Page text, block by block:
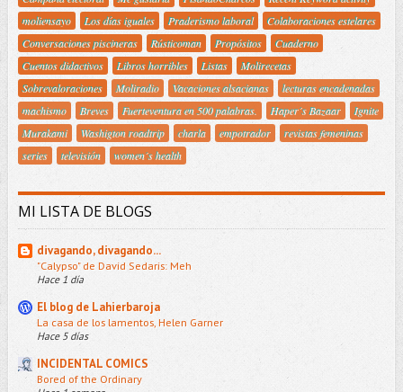
moliensayo
Los días iguales Praderismo laboral
Colaboraciones estelares
Conversaciones piscineras
Rústicoman Propósitos
Cuaderno
Cuentos didactivos
Libros horribles Listas
Molirecetas
Sobrevaloraciones
Moliradio Vacaciones alsacianas
lecturas encadenadas
machismo
Breves Fuerteventura en 500 palabras. Haper´s Bazaar
Ignite
Murakami
Washigton roadtrip charla empotrador
revistas femeninas
series
televisión women´s health
MI LISTA DE BLOGS
divagando, divagando...
"Calypso" de David Sedaris: Meh
Hace 1 día
El blog de Lahierbaroja
La casa de los lamentos, Helen Garner
Hace 5 días
INCIDENTAL COMICS
Bored of the Ordinary